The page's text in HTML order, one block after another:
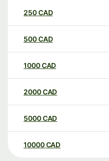
250CAD
500CAD
1000CAD
2000CAD
5000CAD
10000 CAD